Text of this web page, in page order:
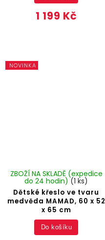
1 199 Kč
NOVINKA
Dětské křeslo ve tvaru
medvěda MAMAD, 60 x 52
x 65 cm
ZBOŽÍ NA SKLADĚ (expedice
do 24 hodin) (1 ks)
Do košíku